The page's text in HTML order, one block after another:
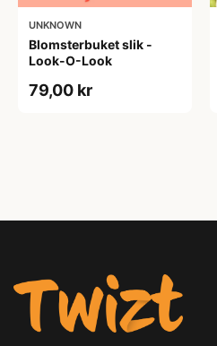
UNKNOWN
Blomsterbuket slik -
Look-O-Look
79,00 kr